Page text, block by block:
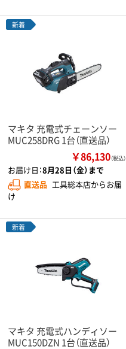
新着
マキタ 充電式チェーンソー
MUC258DRG 1台（直送品）
￥86,130（税込）
お届け日：8月28日（金）まで
直送品 工具総本店からお届
け
新着
マキタ 充電式ハンディソー
MUC150DZN 1台（直送品）